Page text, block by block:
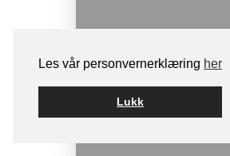
Les vår personvernerklæring her
Lukk